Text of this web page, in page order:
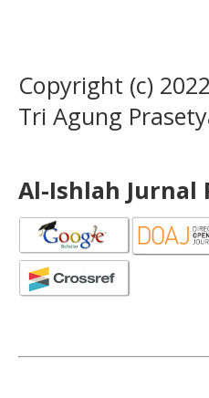
Copyright (c)
Tri Agung
Al-Ishlah Jurnal